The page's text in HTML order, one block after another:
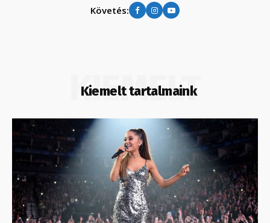
Követés:
Kiemelt tartalmaink
KIEMELT